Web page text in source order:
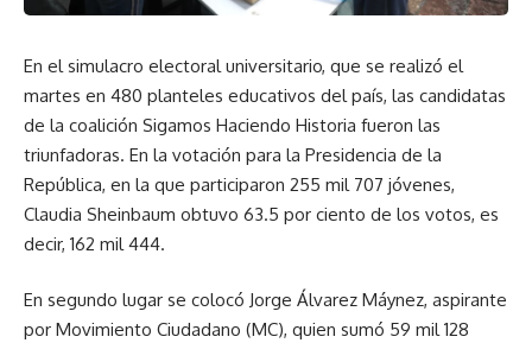
En el simulacro electoral universitario, que se realizó el
martes en 480 planteles educativos del país, las candidatas
de la coalición Sigamos Haciendo Historia fueron las
triunfadoras. En la votación para la Presidencia de la
República, en la que participaron 255 mil 707 jóvenes,
Claudia Sheinbaum obtuvo 63.5 por ciento de los votos, es
decir, 162 mil 444.
En segundo lugar se colocó Jorge Álvarez Máynez, aspirante
por Movimiento Ciudadano (MC), quien sumó 59 mil 128